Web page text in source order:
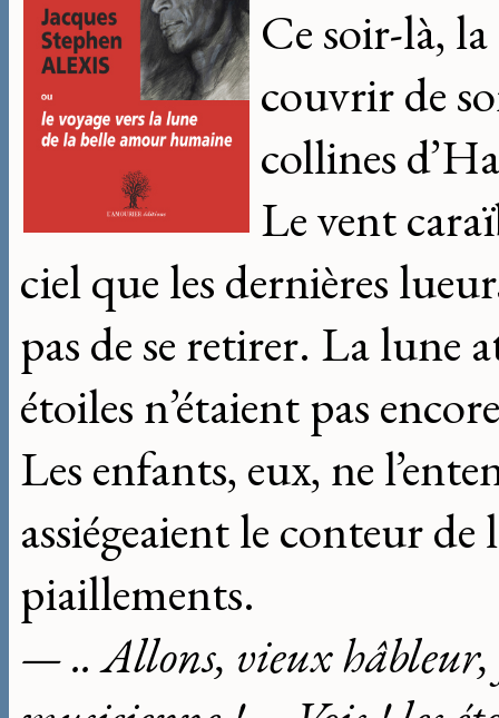
Ce soir-là,
couvrir de
collines
Le vent
ciel que les dernières
pas de se retirer. La lune
étoiles n’étaient pas
Les enfants, eux, ne
assiégeaient le conteur
piaillements.
— .. Allons, vieux hâbleur,